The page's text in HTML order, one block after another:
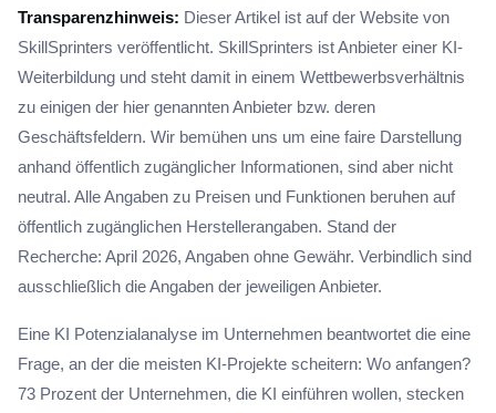
Transparenzhinweis: Dieser Artikel ist auf der Website von
SkillSprinters veröffentlicht. SkillSprinters ist Anbieter einer KI-
Weiterbildung und steht damit in einem Wettbewerbsverhältnis
zu einigen der hier genannten Anbieter bzw. deren
Geschäftsfeldern. Wir bemühen uns um eine faire Darstellung
anhand öffentlich zugänglicher Informationen, sind aber nicht
neutral. Alle Angaben zu Preisen und Funktionen beruhen auf
öffentlich zugänglichen Herstellerangaben. Stand der
Recherche: April 2026, Angaben ohne Gewähr. Verbindlich sind
ausschließlich die Angaben der jeweiligen Anbieter.
Eine KI Potenzialanalyse im Unternehmen beantwortet die eine
Frage, an der die meisten KI-Projekte scheitern: Wo anfangen?
73 Prozent der Unternehmen, die KI einführen wollen, stecken